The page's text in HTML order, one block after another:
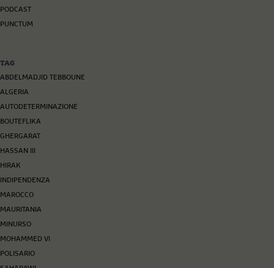
PODCAST
PUNCTUM
TAG
ABDELMADJID TEBBOUNE
ALGERIA
AUTODETERMINAZIONE
BOUTEFLIKA
GHERGARAT
HASSAN III
HIRAK
INDIPENDENZA
MAROCCO
MAURITANIA
MINURSO
MOHAMMED VI
POLISARIO